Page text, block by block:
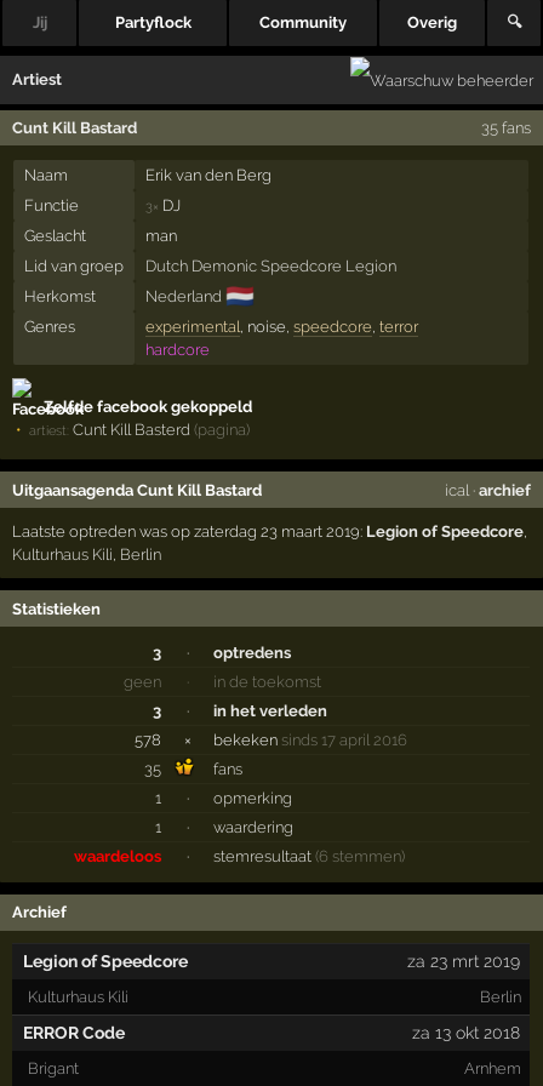
Jij Partyflock Community Overig 🔍
Artiest
Cunt Kill Bastard 35 fans
Naam
Erik van den Berg
Functie
3× DJ
Geslacht
man
Lid van groep
Dutch Demonic Speedcore Legion
Herkomst
Nederland 🇳🇱
Genres experimental , noise, speedcore terror
hardcore
Zelfde facebook gekoppeld
artiest: Cunt Kill Basterd (pagina)
Uitgaansagenda Cunt Kill Bastard ical · archief
Laatste optreden was op zaterdag 23 maart 2019: Legion of Speedcore
Kulturhaus Kili Berlin
Statistieken
3 ·
optredens
geen
·
in de toekomst
3
·
in het verleden
578
× bekeken sinds 17 april 2016
35
fans
1
·
opmerking
1
·
waardering
waardeloos
· stemresultaat (6 stemmen)
Archief
Legion of Speedcore za 23 mrt 2019
Kulturhaus Kili Berlin
ERROR Code za 13 okt 2018
Brigant Arnhem